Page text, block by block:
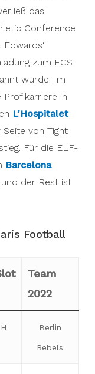
das
Conference
zum FCS
wurde. Im
Profikarriere in
L’Hospitalet
von Tight
Für die ELF-
Barcelona
der Rest ist
Football
Team
2022
H Berlin
Rebels